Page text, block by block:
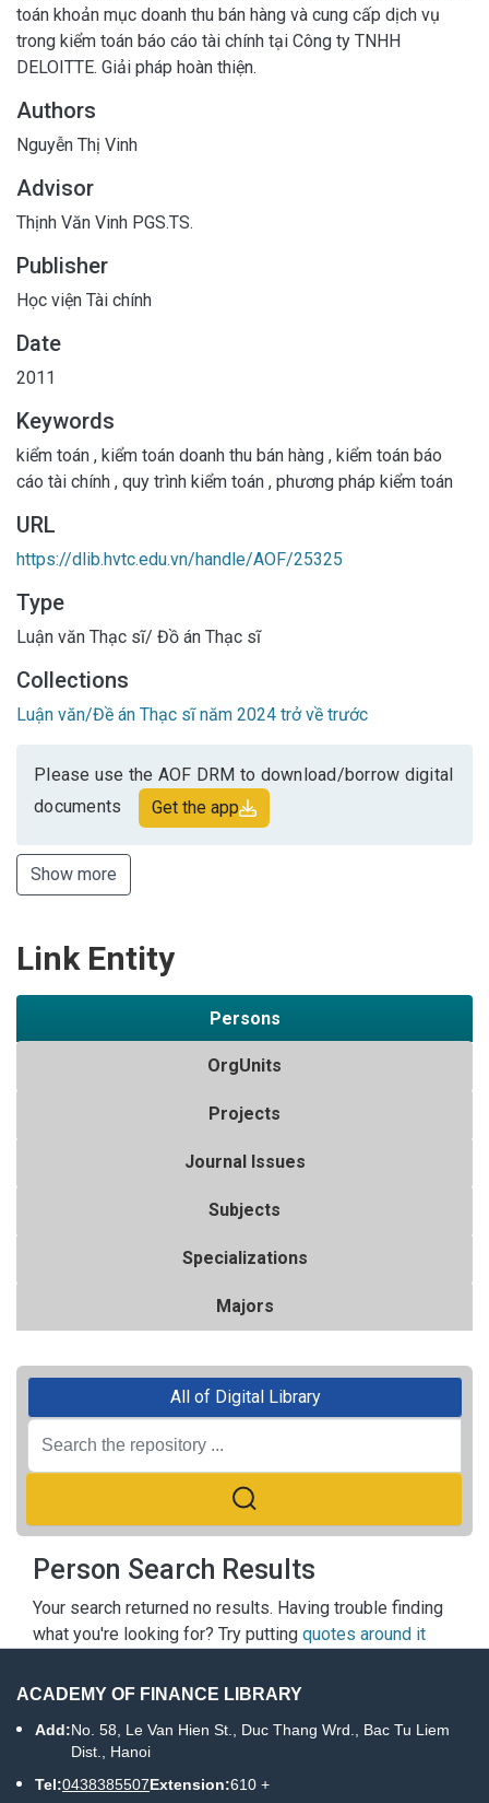
toán khoản mục doanh thu bán hàng và cung cấp dịch vụ
trong kiểm toán báo cáo tài chính tại Công ty TNHH
DELOITTE. Giải pháp hoàn thiện.
Authors
Nguyễn Thị Vinh
Advisor
Thịnh Văn Vinh PGS.TS.
Publisher
Học viện Tài chính
Date
2011
Keywords
kiểm toán , kiểm toán doanh thu bán hàng , kiểm toán báo
cáo tài chính , quy trình kiểm toán , phương pháp kiểm toán
URL
https://dlib.hvtc.edu.vn/handle/AOF/25325
Type
Luận văn Thạc sĩ/ Đồ án Thạc sĩ
Collections
Luận văn/Đề án Thạc sĩ năm 2024 trở về trước
Please use the AOF DRM to download/borrow digital
documents
Get the app
Show more
Link Entity
Persons
OrgUnits
Projects
Journal Issues
Subjects
Specializations
Majors
All of Digital Library
Person Search Results
Your search returned no results. Having trouble finding
what you're looking for? Try putting quotes around it
ACADEMY OF FINANCE LIBRARY
Add:No. 58, Le Van Hien St., Duc Thang Wrd., Bac Tu Liem
Dist., Hanoi
Tel:0438385507Extension:610 +